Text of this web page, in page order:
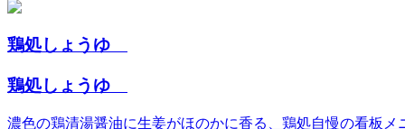
鶏処しょうゆ
鶏処しょうゆ
濃色の鶏清湯醤油に生姜がほのかに香る、鶏処自慢の看板メ